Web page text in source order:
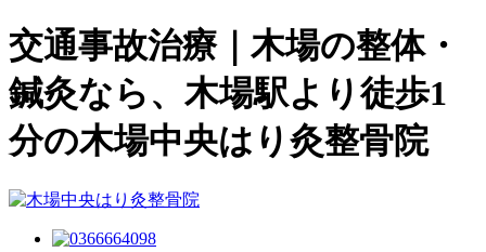
交通事故治療｜木場の整体・
鍼灸なら、木場駅より徒歩1
分の木場中央はり灸整骨院